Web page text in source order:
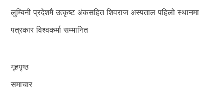
लुम्बिनी प्रदेशमै उत्कृष्ट अंकसहित शिवराज अस्पताल पहिलो स्थानमा
पत्रकार विश्वकर्मा सम्मानित
गृहपृष्ठ
समाचार